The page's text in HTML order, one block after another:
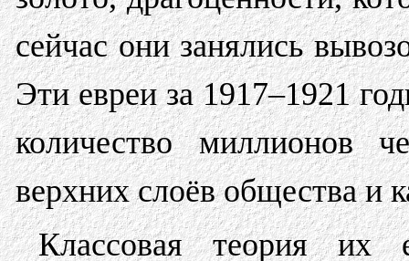
сейчас они занялись
Эти евреи за 1917–1921
количество миллионов
верхних слоёв общества и
Классовая теория